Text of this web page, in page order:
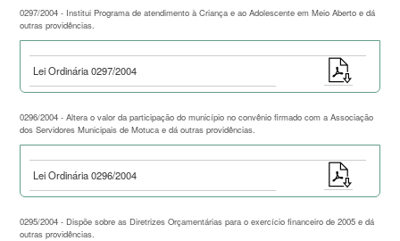
0297/2004 - Institui Programa de atendimento à Criança e ao Adolescente em Meio Aberto e dá
outras providências.
Lei Ordinária 0297/2004
0296/2004 - Altera o valor da participação do município no convênio firmado com a Associação
dos Servidores Municipais de Motuca e dá outras providências.
Lei Ordinária 0296/2004
0295/2004 - Dispõe sobre as Diretrizes Orçamentárias para o exercício financeiro de 2005 e dá
outras providências.